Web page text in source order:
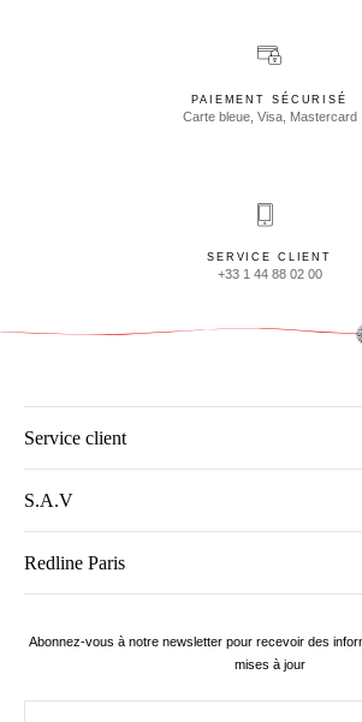
PAIEMENT SÉCURISÉ
Carte bleue, Visa, Mastercard
SERVICE CLIENT
+33 1 44 88 02 00
Service client
S.A.V
Redline Paris
Abonnez-vous à notre newsletter pour recevoir des
mises à jour